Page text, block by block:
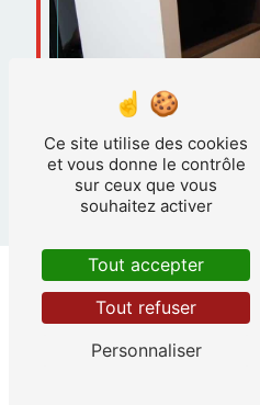
Ce site utilise des cookies
et vous donne le contrôle
sur ceux que vous
souhaitez activer
Tout accepter
Tout refuser
Personnaliser